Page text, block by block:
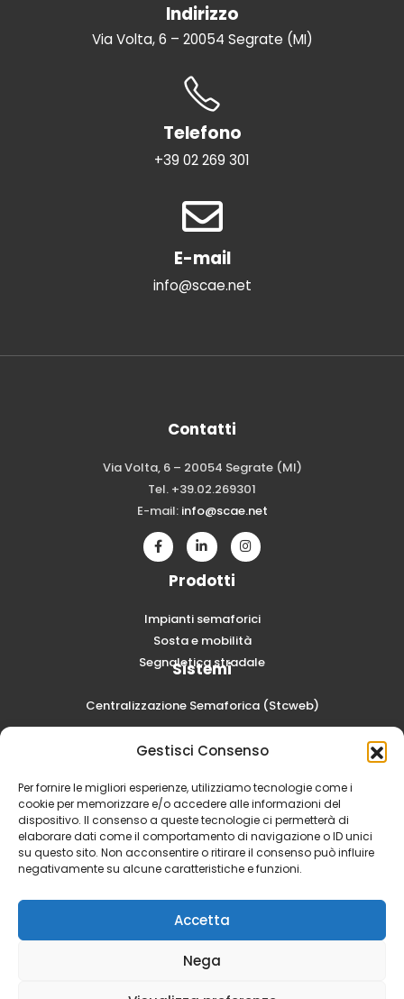
Gestisci Consenso
Per fornire le migliori esperienze, utilizziamo tecnologie come i
cookie per memorizzare e/o accedere alle informazioni del
dispositivo. Il consenso a queste tecnologie ci permetterà di
elaborare dati come il comportamento di navigazione o ID unici
su questo sito. Non acconsentire o ritirare il consenso può influire
negativamente su alcune caratteristiche e funzioni.
Accetta
Nega
Indirizzo
Via Volta, 6 – 20054 Segrate (MI)
Telefono
+39 02 269 301
E-mail
info@scae.net
Contatti
Via Volta, 6 – 20054 Segrate (MI)
Tel. +39.02.269301
E-mail: info@scae.net
Prodotti
Impianti semaforici
Sosta e mobilità
Segnaletica stradale
Sistemi
Centralizzazione Semaforica (Stcweb)
Lavora con noi